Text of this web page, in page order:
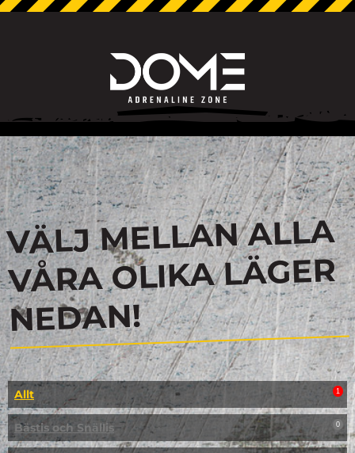
VÄLJ MELLAN ALLA
VÅRA OLIKA LÄGER
NEDAN!
Allt 1
Bästis och Snällis 0